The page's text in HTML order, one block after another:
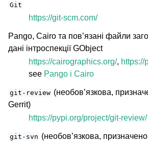
Git
https://git-scm.com/
Pango, Cairo та пов’язані файли
дані інтроспекції GObject
https://cairographics.org/, https://
see Pango і Cairo
git-review (необов’язкова,
Gerrit)
https://pypi.org/project/git-review/
git-svn (необов’язкова,